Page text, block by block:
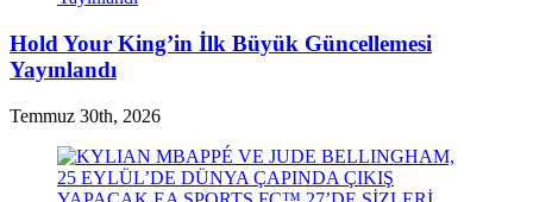
Hold Your King’in İlk Büyük Güncellemesi
Yayınlandı
Temmuz 30th, 2026